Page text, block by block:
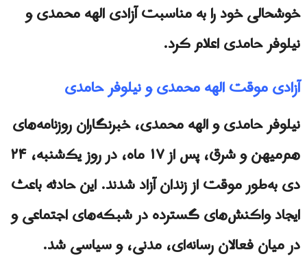
خوشحالی خود را به مناسبت آزادی الهه محمدی و
نیلوفر حامدی اعلام کرد.
آزادی موقت الهه محمدی و نیلوفر حامدی
نیلوفر حامدی و الهه محمدی، خبرنگاران روزنامه‌های
هم‌میهن و شرق، پس از ۱۷ ماه، در روز یک‌شنبه، ۲۴
دی به‌طور موقت از زندان آزاد شدند. این حادثه باعث
ایجاد واکنش‌های گسترده در شبکه‌های اجتماعی و
در میان فعالان رسانه‌ای، مدنی، و سیاسی شد.